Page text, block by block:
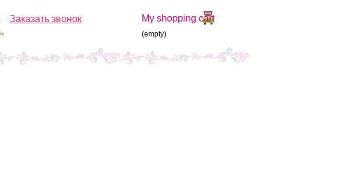
Заказать звонок My shopping cart
(empty)